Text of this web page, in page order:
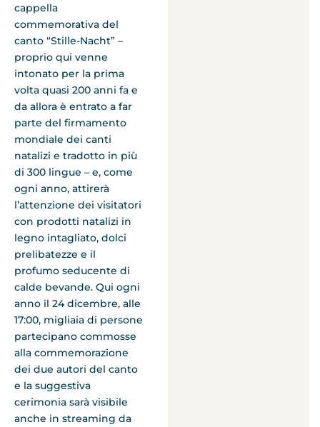
cappella
commemorativa del
canto “Stille-Nacht” –
proprio qui venne
intonato per la prima
volta quasi 200 anni fa e
da allora è entrato a far
parte del firmamento
mondiale dei canti
natalizi e tradotto in più
di 300 lingue – e, come
ogni anno, attirerà
l’attenzione dei visitatori
con prodotti natalizi in
legno intagliato, dolci
prelibatezze e il
profumo seducente di
calde bevande. Qui ogni
anno il 24 dicembre, alle
17:00, migliaia di persone
partecipano commosse
alla commemorazione
dei due autori del canto
e la suggestiva
cerimonia sarà visibile
anche in streaming da